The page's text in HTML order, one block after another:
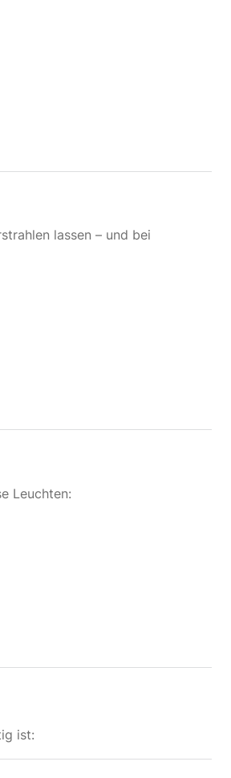
lassen – und bei
Leuchten:
ist: